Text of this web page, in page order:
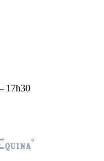
17h30